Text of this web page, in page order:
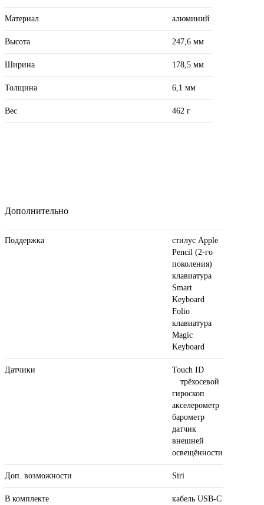
Материал алюминий
Высота 247,6 мм
Ширина 178,5 мм
Толщина 6,1 мм
Вес 462 г
Дополнительно
Поддержка
стилус Apple
Pencil (2‑го
поколения)
клавиатура
Smart
Keyboard
Folio
клавиатура
Magic
Keyboard
Датчики
Touch ID
трёхосевой
гироскоп
акселерометр
барометр
датчик
внешней
освещённости
Доп. возможности Siri
В комплекте
кабель USB‑C